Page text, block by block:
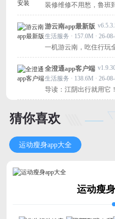
装修维修不用愁，鲁班
装超省心！
游云南app最新版
生活服务 · 157.0M · 26-
一机游云南，吃住行玩
够了！
全澄通app客户端
生活服务 · 138.6M · 26-
导读：江阴出行就用它
班车一键约，超方便！
猜你喜欢
运动瘦身app大全
运动瘦